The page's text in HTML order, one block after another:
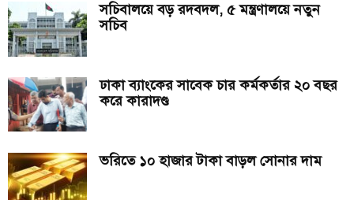
সচিবালয়ে বড় রদবদল, ৫ মন্ত্রণালয়ে নতুন
সচিব
ঢাকা ব্যাংকের সাবেক চার কর্মকর্তার ২০ বছর
করে কারাদণ্ড
ভরিতে ১০ হাজার টাকা বাড়ল সোনার দাম